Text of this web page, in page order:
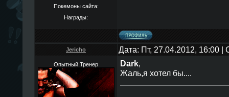
Покемоны сайта:
Награды:
Jericho Дата: Пт, 27.04.2012, 16:00
Опытный Тренер Dark,
Жаль,я хотел бы....